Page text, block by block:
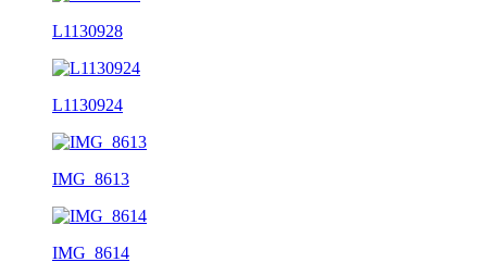
L1130928
L1130924
IMG_8613
IMG_8614